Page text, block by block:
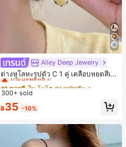
Alley Deep Jewelry
ต่างหูโลหะรูปตัว C 1 คู่ เคลือบหยดสีเห
ลือง ลายจุดสีน้ำเงิน สไตล์ยุโรปและอเม
ริกัน แฟชั่นส่วนตัว หวานและสง่างาม
ดินทาง งานแต่งงาน ปาร์ตี้ วันเกิด ของ
#1 ขายดี ใน โบโฮ ต่างหูผู้หญิง
เกือบหมดแล้ว!
#1 ขายดี ใน โบโฮ ต่างหูผู้หญิง
เกือบหมดแล้ว!
#1 ขายดี ใน โบโฮ ต่างหูผู้หญิง
เกือบหมดแล้ว!
#1 ขายดี
ใน โบโฮ ต่างหูผู้หญิง
300+ sold
฿35 -10%